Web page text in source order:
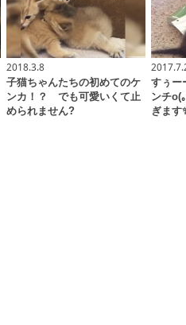
2018.3.8
子猫ちゃんたちの初めてのケ
ンカ！？ でも可愛いくて止
められません?
すぅー
ンチo(
ぎます